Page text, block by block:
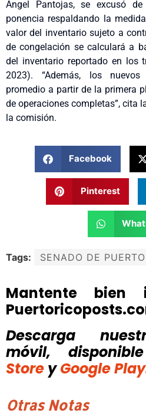
Ángel Pantojas, se excusó
ponencia respaldando la
valor del inventario sujeto a
de congelación se calculará a
del inventario reportado en los
2023). “Además, los
promedio a partir de la primera
de operaciones completas”, cita
la comisión.
Facebook
Pinterest
Tags: SENADO DE
Mantente bien
Descarga
móvil, disponible
Store y Google
Otras Notas